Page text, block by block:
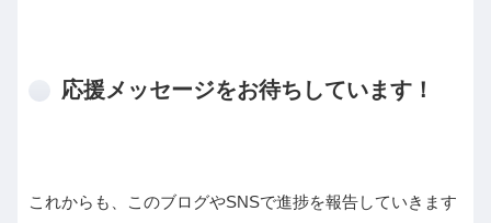
応援メッセージをお待ちしています！
これからも、このブログやSNSで進捗を報告していきます